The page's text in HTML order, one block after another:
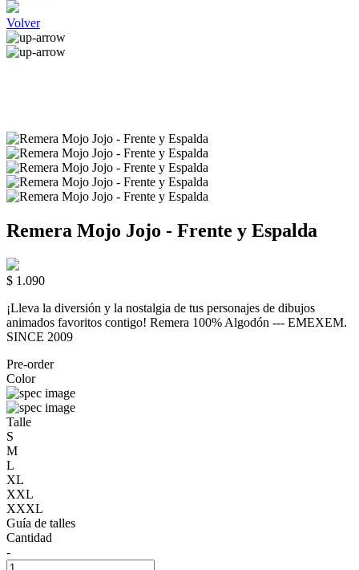
Volver
Remera Mojo Jojo - Frente y Espalda
$ 1.090
¡Lleva la diversión y la nostalgia de tus personajes de dibujos
animados favoritos contigo! Remera 100% Algodón --- EMEXEM.
SINCE 2009
Pre-order
Color
Talle
S
M
L
XL
XXL
XXXL
Guía de talles
Cantidad
-